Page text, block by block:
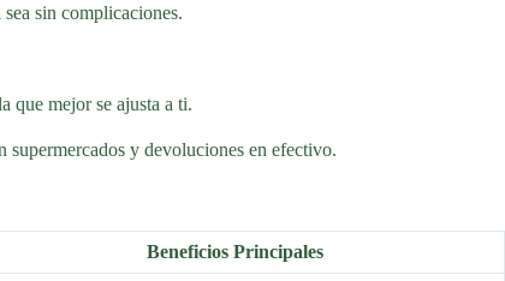
sea sin complicaciones.
que mejor se ajusta a ti.
y devoluciones en efectivo.
Beneficios Principales